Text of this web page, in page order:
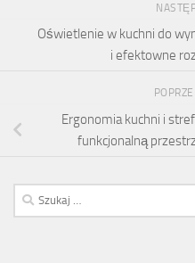
Oświetlenie w kuchni do
i efektowne
Ergonomia kuchni i
funkcjonalną
Szukaj: